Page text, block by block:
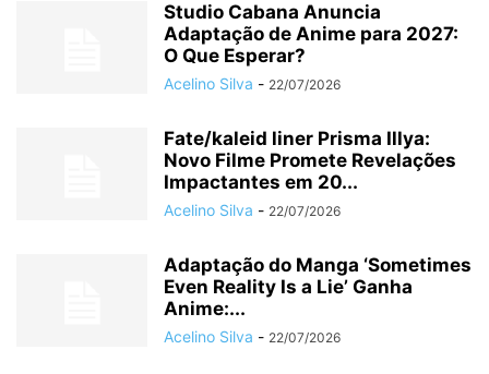
Studio Cabana Anuncia
Adaptação de Anime para 2027:
O Que Esperar?
Acelino Silva - 22/07/2026
Fate/kaleid liner Prisma Illya:
Novo Filme Promete Revelações
Impactantes em 20...
Acelino Silva - 22/07/2026
Adaptação do Manga ‘Sometimes
Even Reality Is a Lie’ Ganha
Anime:...
Acelino Silva - 22/07/2026